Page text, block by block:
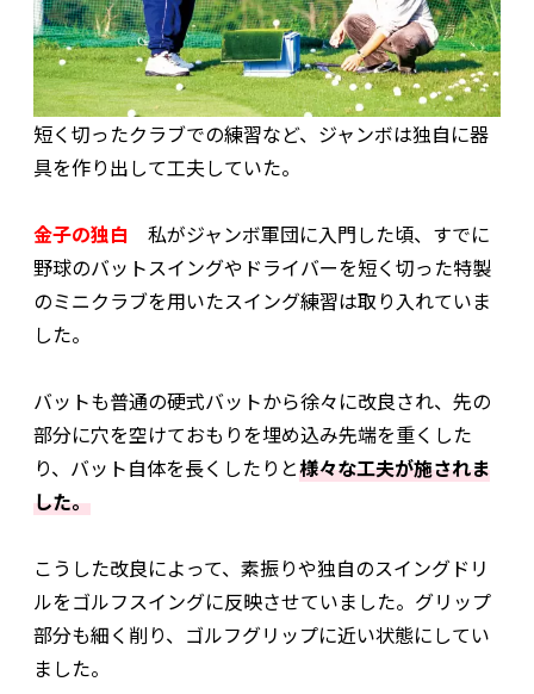
短く切ったクラブでの練習など、ジャンボは独自に器
具を作り出して工夫していた。
金子の独白 私がジャンボ軍団に入門した頃、すでに
野球のバットスイングやドライバーを短く切った特製
のミニクラブを用いたスイング練習は取り入れていま
した。
バットも普通の硬式バットから徐々に改良され、先の
部分に穴を空けておもりを埋め込み先端を重くした
り、バット自体を長くしたりと様々な工夫が施されま
した。
こうした改良によって、素振りや独自のスイングドリ
ルをゴルフスイングに反映させていました。グリップ
部分も細く削り、ゴルフグリップに近い状態にしてい
ました。